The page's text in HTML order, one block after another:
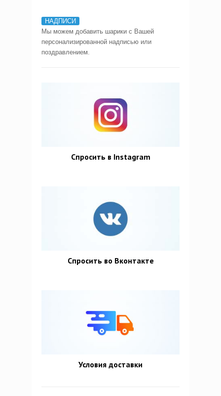
НАДПИСИ
Мы можем добавить шарики с Вашей
персонализированной надписью или
поздравлением.
Спросить в Instagram
Спросить во Вконтакте
Условия доставки